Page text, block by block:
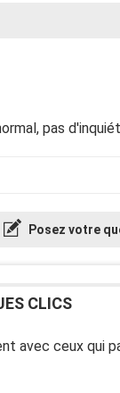
pas
Posez votre
CLICS
avec ceux qui